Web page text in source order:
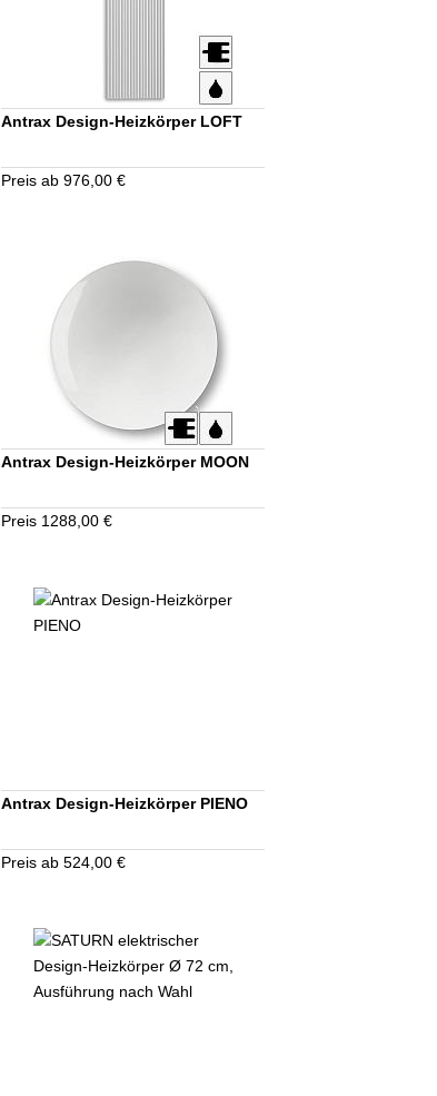
Antrax Design-Heizkörper LOFT
Preis ab 976,00 €
Antrax Design-Heizkörper MOON
Preis 1288,00 €
Antrax Design-Heizkörper PIENO
Preis ab 524,00 €